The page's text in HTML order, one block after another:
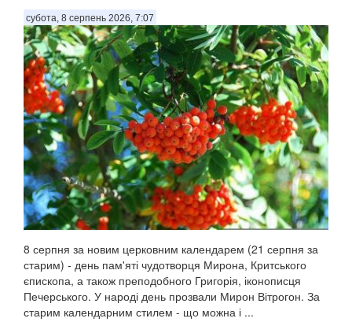
субота, 8 серпень 2026, 7:07
8 серпня за новим церковним календарем (21 серпня за
старим) - день пам'яті чудотворця Мирона, Критського
єпископа, а також преподобного Григорія, іконописця
Печерського. У народі день прозвали Мирон Вітрогон. За
старим календарним стилем - що можна і ...